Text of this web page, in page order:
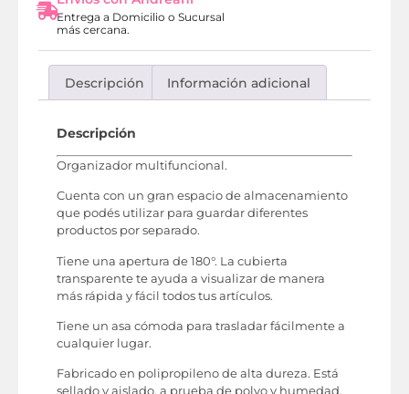
Entrega a Domicilio o Sucursal
más cercana.
Descripción Información adicional
Descripción
Organizador multifuncional.
Cuenta con un gran espacio de almacenamiento
que podés utilizar para guardar diferentes
productos por separado.
Tiene una apertura de 180°. La cubierta
transparente te ayuda a visualizar de manera
más rápida y fácil todos tus artículos.
Tiene un asa cómoda para trasladar fácilmente a
cualquier lugar.
Fabricado en polipropileno de alta dureza. Está
sellado y aislado, a prueba de polvo y humedad.